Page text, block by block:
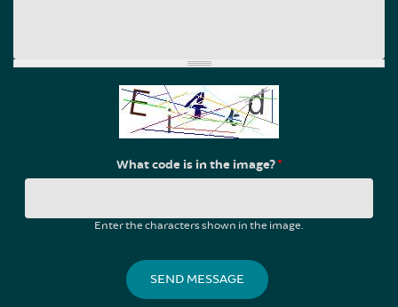
What code is in the image?*
Enter the characters shown in the image.